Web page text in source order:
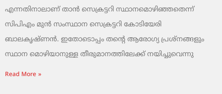
എന്നതിനാലാണ് താന്‍ സെക്രട്ടറി സ്ഥാനമൊഴിഞ്ഞതെന്ന്
സിപിഎം മുന്‍ സംസ്ഥാന സെക്രട്ടറി കോടിയേരി
ബാലകൃഷ്ണന്‍. ഇതോടൊപ്പം തന്റെ ആരോഗ്യ പ്രശ്‌നങ്ങളും
സ്ഥാന മൊഴിയാനുള്ള തീരുമാനത്തിലേക്ക് നയിച്ചുവെന്നു
Read More »